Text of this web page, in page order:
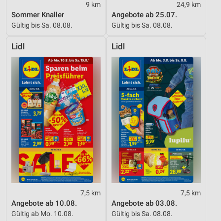
9 km
Sommer Knaller
Gültig bis Sa. 08.08.
24,9 km
Angebote ab 25.07.
Gültig bis Sa. 08.08.
Lidl
7,5 km
Angebote ab 10.08.
Gültig ab Mo. 10.08.
Lidl
7,5 km
Angebote ab 03.08.
Gültig bis Sa. 08.08.